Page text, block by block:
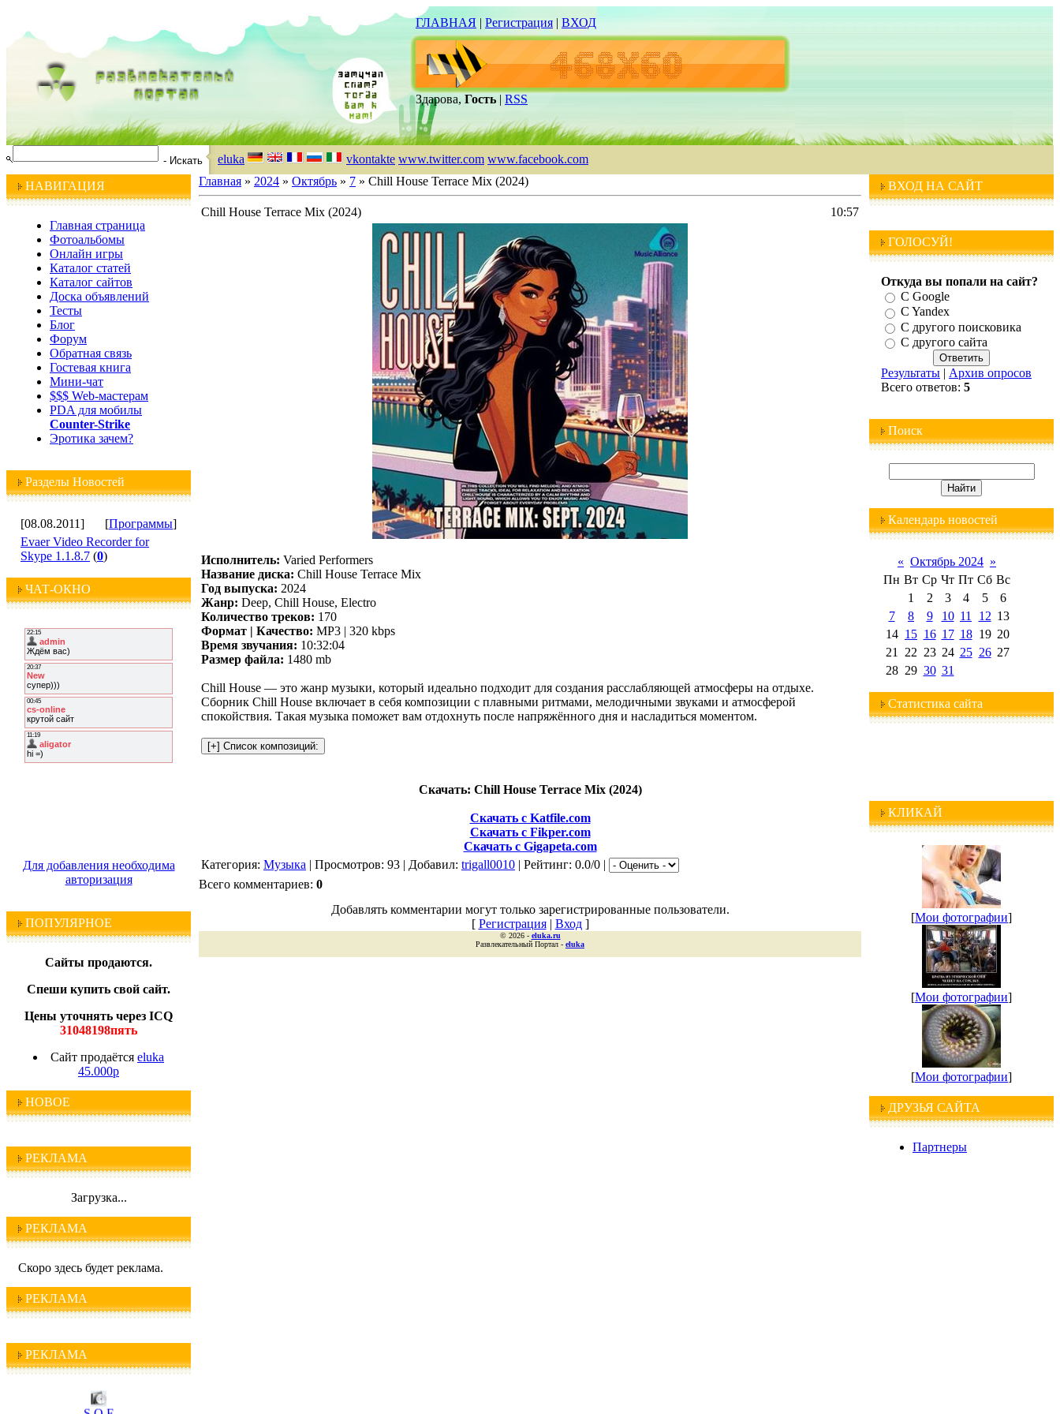
ГЛАВНАЯ | Регистрация | ВХОД
Здарова, Гость | RSS
eluka vkontakte www.twitter.com www.facebook.com
НАВИГАЦИЯ
Главная страница
Фотоальбомы
Онлайн игры
Каталог статей
Каталог сайтов
Доска объявлений
Тесты
Блог
Форум
Обратная связь
Гостевая книга
Мини-чат
$$$ Web-мастерам
PDA для мобилы
Counter-Strike
Эротика зачем?
Разделы Новостей
[08.08.2011] [Программы]
Evaer Video Recorder for
Skype 1.1.8.7 (0)
ЧАТ-ОКНО
Для добавления необходима
авторизация
ПОПУЛЯРНОЕ
Сайты продаются.
Спеши купить свой сайт.
Цены уточнять через ICQ
31048198пять
Сайт продаётся eluka
45.000р
НОВОЕ
РЕКЛАМА
Загрузка...
РЕКЛАМА
Скоро здесь будет реклама.
РЕКЛАМА
РЕКЛАМАI C Q
S O F
Главная » 2024 » Октябрь » 7 » Chill House Terrace Mix (2024)
Chill House Terrace Mix (2024) 10:57
Исполнитель: Varied Performers
Название диска: Chill House Terrace Mix
Год выпуска: 2024
Жанр: Deep, Chill House, Electro
Количество треков: 170
Формат | Качество: MP3 | 320 kbps
Время звучания: 10:32:04
Размер файла: 1480 mb
Chill House — это жанр музыки, который идеально подходит для создания расслабляющей атмосферы на отдыхе.
Сборник Chill House включает в себя композиции с плавными ритмами, мелодичными звуками и атмосферой
спокойствия. Такая музыка поможет вам отдохнуть после напряжённого дня и насладиться моментом.
Скачать: Chill House Terrace Mix (2024)
Скачать с Katfile.com
Скачать с Fikper.com
Скачать с Gigapeta.com
Категория: Музыка | Просмотров: 93 | Добавил: trigall0010 | Рейтинг: 0.0/0 |
Всего комментариев: 0
Добавлять комментарии могут только зарегистрированные пользователи.
[ Регистрация| Вход]
© 2026 - eluka.ru
Развлекательный Портал - eluka
ВХОД НА САЙТ
ГОЛОСУЙ!
Откуда вы попали на сайт?
С Google
C Yandex
C другого поисковика
С другого сайта
Результаты | Архив опросов
Всего ответов: 5
Поиск
Календарь новостей
« Октябрь 2024 »
Пн Вт Ср Чт Пт Сб Вс
1
2 3 4 5
6
7
8 9 10 11 12 13
14 15 16 17 18 19 20
21
22 23 24 25 26 27
28 29 30 31
Статистика сайта
КЛИКАЙ
[Мои фотографии]
[Мои фотографии]
[Мои фотографии]
ДРУЗЬЯ САЙТА
Партнеры